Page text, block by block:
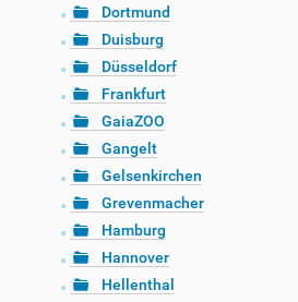
Dortmund
Duisburg
Düsseldorf
Frankfurt
GaiaZOO
Gangelt
Gelsenkirchen
Grevenmacher
Hamburg
Hannover
Hellenthal